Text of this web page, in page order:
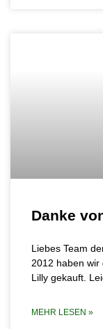
Danke
Liebes Team
2012 haben wir
Lilly gekauft.
MEHR LESEN »